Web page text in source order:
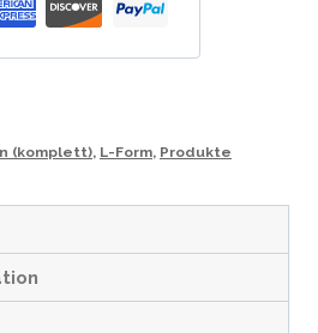
(komplett), L-Form, Produkte